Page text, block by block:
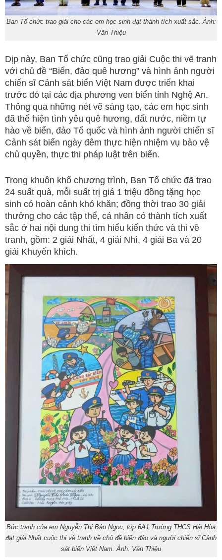
Ban Tổ chức trao giải cho các em học sinh đạt thành tích xuất sắc. Ảnh:
Văn Thiệu
Dịp này, Ban Tổ chức cũng trao giải Cuộc thi vẽ tranh
với chủ đề “Biển, đảo quê hương” và hình ảnh người
chiến sĩ Cảnh sát biển Việt Nam được triển khai
trước đó tại các địa phương ven biển tỉnh Nghệ An.
Thông qua những nét vẽ sáng tạo, các em học sinh
đã thể hiện tình yêu quê hương, đất nước, niềm tự
hào về biển, đảo Tổ quốc và hình ảnh người chiến sĩ
Cảnh sát biển ngày đêm thực hiện nhiệm vụ bảo vệ
chủ quyền, thực thi pháp luật trên biển.
Trong khuôn khổ chương trình, Ban Tổ chức đã trao
24 suất quà, mỗi suất trị giá 1 triệu đồng tặng học
sinh có hoàn cảnh khó khăn; đồng thời trao 30 giải
thưởng cho các tập thể, cá nhân có thành tích xuất
sắc ở hai nội dung thi tìm hiểu kiến thức và thi vẽ
tranh, gồm: 2 giải Nhất, 4 giải Nhì, 4 giải Ba và 20
giải Khuyến khích.
Bức tranh của em Nguyễn Thị Bảo Ngọc, lớp 6A1 Trường THCS Hải Hòa
đạt giải Nhất cuộc thi vẽ tranh về chủ đề biển đảo và người chiến sĩ Cảnh
sát biển Việt Nam. Ảnh: Văn Thiệu